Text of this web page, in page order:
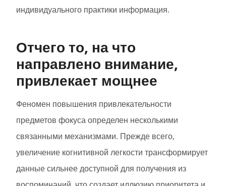
индивидуального практики информация.
Отчего то, на что
направлено внимание,
привлекает мощнее
Феномен повышения привлекательности
предметов фокуса определен несколькими
связанными механизмами. Прежде всего,
увеличение когнитивной легкости трансформирует
данные сильнее доступной для получения из